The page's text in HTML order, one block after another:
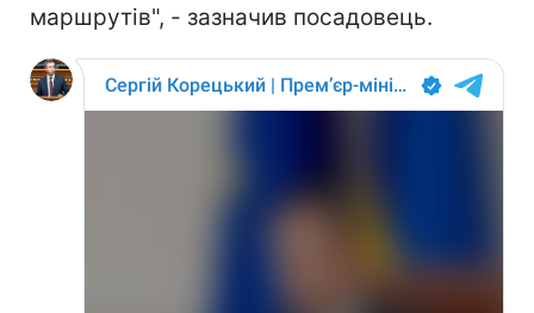
маршрутів", - зазначив посадовець.